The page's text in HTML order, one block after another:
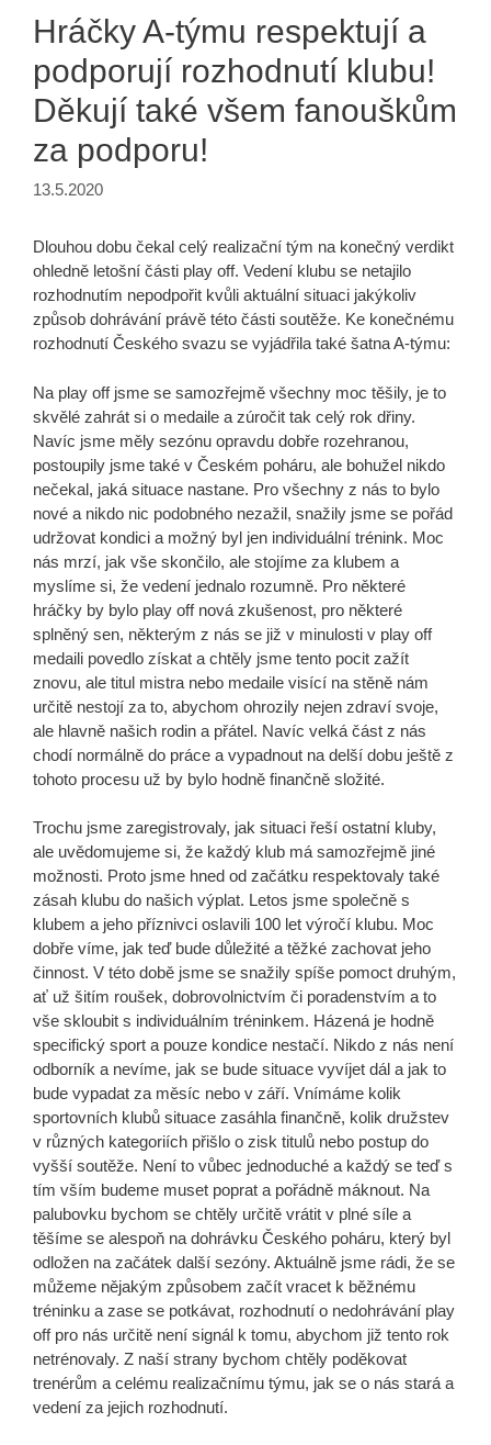
Hráčky A-týmu respektují a
podporují rozhodnutí klubu!
Děkují také všem fanouškům
za podporu!
13.5.2020
Dlouhou dobu čekal celý realizační tým na konečný verdikt
ohledně letošní části play off. Vedení klubu se netajilo
rozhodnutím nepodpořit kvůli aktuální situaci jakýkoliv
způsob dohrávání právě této části soutěže. Ke konečnému
rozhodnutí Českého svazu se vyjádřila také šatna A-týmu:
Na play off jsme se samozřejmě všechny moc těšily, je to
skvělé zahrát si o medaile a zúročit tak celý rok dřiny.
Navíc jsme měly sezónu opravdu dobře rozehranou,
postoupily jsme také v Českém poháru, ale bohužel nikdo
nečekal, jaká situace nastane. Pro všechny z nás to bylo
nové a nikdo nic podobného nezažil, snažily jsme se pořád
udržovat kondici a možný byl jen individuální trénink. Moc
nás mrzí, jak vše skončilo, ale stojíme za klubem a
myslíme si, že vedení jednalo rozumně. Pro některé
hráčky by bylo play off nová zkušenost, pro některé
splněný sen, některým z nás se již v minulosti v play off
medaili povedlo získat a chtěly jsme tento pocit zažít
znovu, ale titul mistra nebo medaile visící na stěně nám
určitě nestojí za to, abychom ohrozily nejen zdraví svoje,
ale hlavně našich rodin a přátel. Navíc velká část z nás
chodí normálně do práce a vypadnout na delší dobu ještě z
tohoto procesu už by bylo hodně finančně složité.
Trochu jsme zaregistrovaly, jak situaci řeší ostatní kluby,
ale uvědomujeme si, že každý klub má samozřejmě jiné
možnosti. Proto jsme hned od začátku respektovaly také
zásah klubu do našich výplat. Letos jsme společně s
klubem a jeho příznivci oslavili 100 let výročí klubu. Moc
dobře víme, jak teď bude důležité a těžké zachovat jeho
činnost. V této době jsme se snažily spíše pomoct druhým,
ať už šitím roušek, dobrovolnictvím či poradenstvím a to
vše skloubit s individuálním tréninkem. Házená je hodně
specifický sport a pouze kondice nestačí. Nikdo z nás není
odborník a nevíme, jak se bude situace vyvíjet dál a jak to
bude vypadat za měsíc nebo v září. Vnímáme kolik
sportovních klubů situace zasáhla finančně, kolik družstev
v různých kategoriích přišlo o zisk titulů nebo postup do
vyšší soutěže. Není to vůbec jednoduché a každý se teď s
tím vším budeme muset poprat a pořádně máknout. Na
palubovku bychom se chtěly určitě vrátit v plné síle a
těšíme se alespoň na dohrávku Českého poháru, který byl
odložen na začátek další sezóny. Aktuálně jsme rádi, že se
můžeme nějakým způsobem začít vracet k běžnému
tréninku a zase se potkávat, rozhodnutí o nedohrávání play
off pro nás určitě není signál k tomu, abychom již tento rok
netrénovaly. Z naší strany bychom chtěly poděkovat
trenérům a celému realizačnímu týmu, jak se o nás stará a
vedení za jejich rozhodnutí.